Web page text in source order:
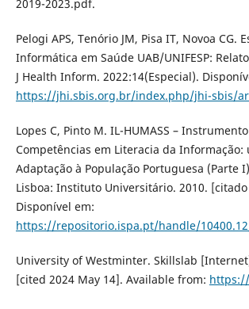
2019-2023.pdf.
Pelogi APS, Tenório JM, Pisa IT, Novoa CG.
Informática em Saúde UAB/UNIFESP:
J Health Inform. 2022:14(Especial).
https://jhi.sbis.org.br/index.php/jhi-sbis/
Lopes C, Pinto M. IL-HUMASS –
Competências em Literacia da Informação:
Adaptação à População Portuguesa (Parte
Lisboa: Instituto Universitário. 2010.
Disponível em:
https://repositorio.ispa.pt/handle/
University of Westminter. Skillslab
[cited 2024 May 14]. Available from: